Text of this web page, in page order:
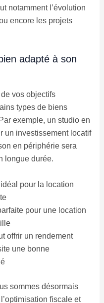
notamment l’évolution
encore les projets
adapté à son
vos objectifs
types de biens
exemple, un studio en
un investissement locatif
en périphérie sera
longue durée.
idéal pour la location
pour une location
offrir un rendement
une bonne
sommes désormais
fiscale et